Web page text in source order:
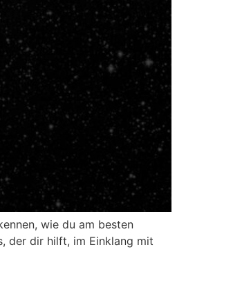
wie du am besten
der dir hilft, im Einklang mit